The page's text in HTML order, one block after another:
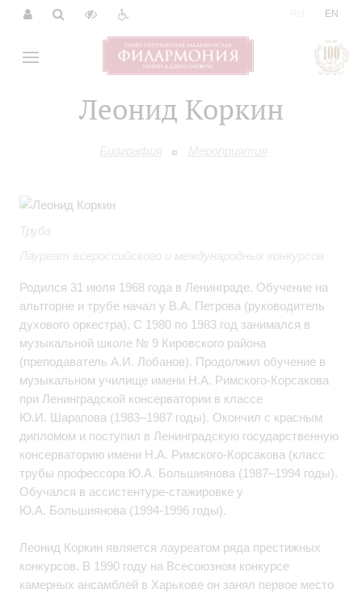
EN
Леонид Коркин
Биография Мероприятия
Труба
Лауреат всероссийского и международных конкурсов
Родился 31 июля 1968 года в Ленинграде. Обучение на
альтгорне и трубе начал у В.А. Петрова (руководитель
духового оркестра). С 1980 по 1983 год занимался в
музыкальной школе № 9 Кировского района
(преподаватель А.И. Лобанов). Продолжил обучение в
музыкальном училище имени Н.А. Римского-Корсакова
при Ленинградской консерватории в классе
Ю.И. Шарапова (1983–1987 годы). Окончил с красным
дипломом и поступил в Ленинградскую государственную
консерваторию имени Н.А. Римского-Корсакова (класс
трубы профессора Ю.А. Большиянова (1987–1994 годы).
Обучался в ассистентуре-стажировке у
Ю.А. Большиянова (1994-1996 годы).
Леонид Коркин является лауреатом ряда престижных
конкурсов. В 1990 году на Всесоюзном конкурсе
камерных ансамблей в Харькове он занял первое место